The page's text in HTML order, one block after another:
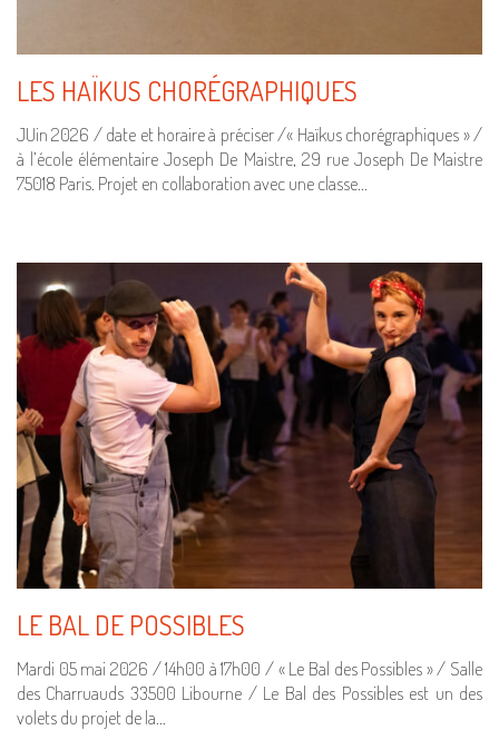
LES HAÏKUS CHORÉGRAPHIQUES
JUin 2026 / date et horaire à préciser /« Haïkus chorégraphiques » /
à l’école élémentaire Joseph De Maistre, 29 rue Joseph De Maistre
75018 Paris. Projet en collaboration avec une classe…
LE BAL DE POSSIBLES
Mardi 05 mai 2026 / 14h00 à 17h00 / « Le Bal des Possibles » / Salle
des Charruauds 33500 Libourne / Le Bal des Possibles est un des
volets du projet de la…